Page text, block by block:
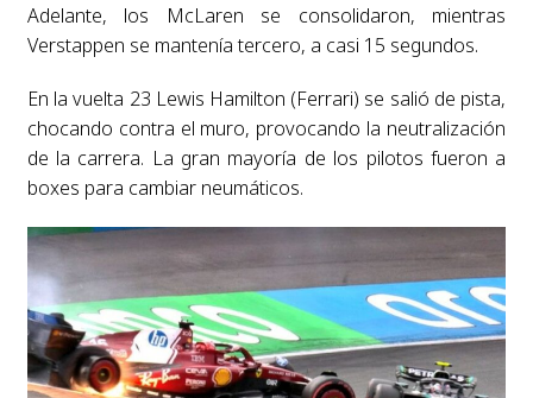
Adelante, los McLaren se consolidaron, mientras
Verstappen se mantenía tercero, a casi 15 segundos.
En la vuelta 23 Lewis Hamilton (Ferrari) se salió de pista,
chocando contra el muro, provocando la neutralización
de la carrera. La gran mayoría de los pilotos fueron a
boxes para cambiar neumáticos.